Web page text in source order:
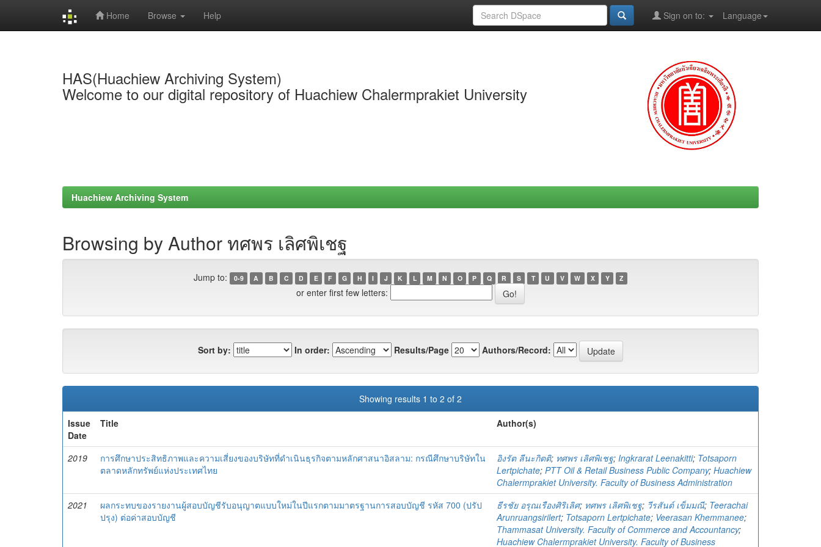
Home Browse Help Language
Sign on to:
HAS(Huachiew Archiving System)
Welcome to our digital repository of Huachiew Chalermprakiet University
Huachiew Archiving System
Browsing by Author ทศพร เลิศพิเชฐ
Jump to: 0-9 A B C D E F G H I J K L M N O P Q R S T U V W X Y Z
or enter first few letters:
Sort by: In order: Results/Page Authors/Record:
Showing results 1 to 2 of 2
Issue
Date
Title Author(s)
2019
การศึกษาประสิทธิภาพและความเสี่ยงของบริษัทที่ดำเนินธุรกิจตามหลักศาสนาอิสลาม: กรณีศึกษาบริษัทใน
ตลาดหลักทรัพย์แห่งประเทศไทย
อิงรัต ลีนะกิตติ; ทศพร เลิศพิเชฐ; Ingkrarat Leenakitti; Totsaporn
Lertpichate; PTT Oil & Retail Business Public Company; Huachiew
Chalermprakiet University. Faculty of Business Administration
2021
ผลกระทบของรายงานผู้สอบบัญชีรับอนุญาตแบบใหม่ในปีแรกตามมาตรฐานการสอบบัญชี รหัส 700 (ปรัป
ปรุง) ต่อค่าสอบบัญชี
ธีรชัย อรุณเรืองศิริเลิศ; ทศพร เลิศพิเชฐ; วีรสันต์ เข็มมณี; Teerachai
Arunruangsirilert; Totsaporn Lertpichate; Veerasan Khemmanee;
Thammasat University. Faculty of Commerce and Accountancy;
Huachiew Chalermprakiet University. Faculty of Business